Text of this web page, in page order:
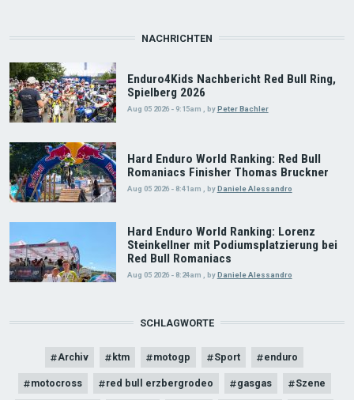
NACHRICHTEN
Enduro4Kids Nachbericht Red Bull Ring,
Spielberg 2026
Aug 05 2026 - 9:15am , byPeter Bachler
Hard Enduro World Ranking: Red Bull
Romaniacs Finisher Thomas Bruckner
Aug 05 2026 - 8:41am byDaniele Alessandro
Hard Enduro World Ranking: Lorenz
Steinkellner mit Podiumsplatzierung bei
Red Bull Romaniacs
Aug 05 2026 - 8:24am , byDaniele Alessandro
SCHLAGWORTE
Archiv ktm motogp Sport enduro
motocross red bull erzbergrodeo gasgas Szene